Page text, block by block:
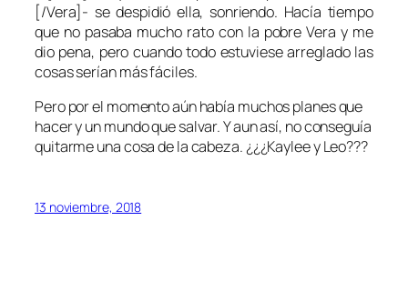
[/Vera]- se despidió ella, sonriendo. Hacía tiempo
que no pasaba mucho rato con la pobre Vera y me
dio pena, pero cuando todo estuviese arreglado las
cosas serían más fáciles.
Pero por el momento aún había muchos planes que
hacer y un mundo que salvar. Y aun así, no conseguía
quitarme una cosa de la cabeza. ¿¿¿Kaylee y Leo???
13 noviembre, 2018